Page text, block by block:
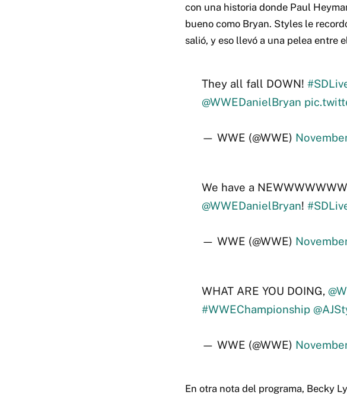
con una historia donde Paul
bueno como Bryan. Styles le
salió, y eso llevó a una pelea entre
They all fall DOWN!
@WWEDanielBryan
— WWE (@WWE)
We have a NEWWWWWWW
@WWEDanielBryan!
— WWE (@WWE)
WHAT ARE YOU DOING,
#WWEChampionship
— WWE (@WWE)
En otra nota del programa, Becky